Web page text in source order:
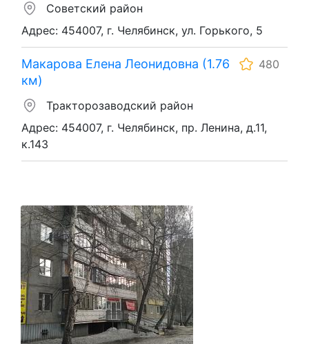
Советский район
Адрес: 454007, г. Челябинск, ул. Горького, 5
Макарова Елена Леонидовна (1.76
км)
480
Тракторозаводский район
Адрес: 454007, г. Челябинск, пр. Ленина, д.11,
к.143